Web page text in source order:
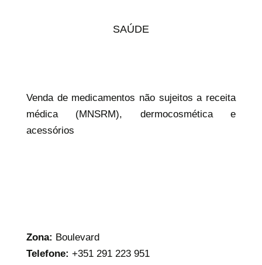
SAÚDE
Venda de medicamentos não sujeitos a receita
médica (MNSRM), dermocosmética e
acessórios
Zona: Boulevard
Telefone: +351 291 223 951